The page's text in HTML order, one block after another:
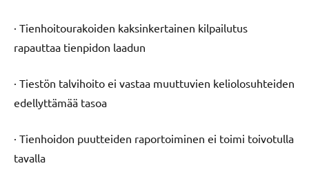
· Tienhoitourakoiden kaksinkertainen kilpailutus
rapauttaa tienpidon laadun
· Tiestön talvihoito ei vastaa muuttuvien keliolosuhteiden
edellyttämää tasoa
· Tienhoidon puutteiden raportoiminen ei toimi toivotulla
tavalla